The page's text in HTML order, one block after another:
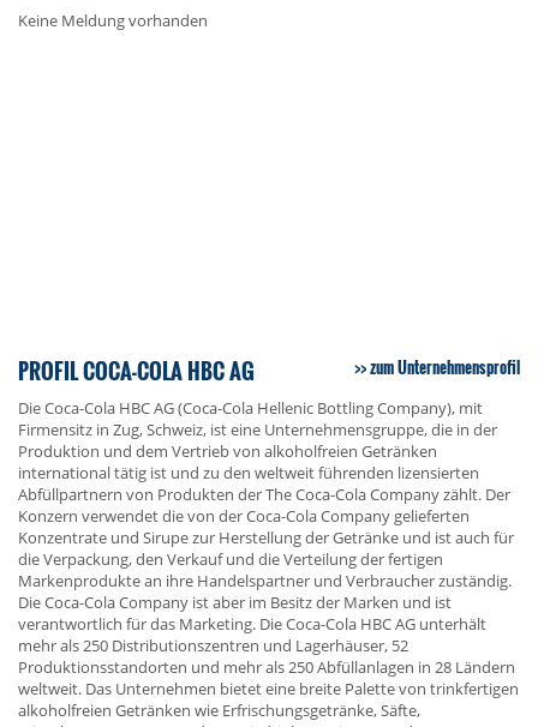
Keine Meldung vorhanden
PROFIL COCA-COLA HBC AG zum Unternehmensprofil
Die Coca-Cola HBC AG (Coca-Cola Hellenic Bottling Company), mit
Firmensitz in Zug, Schweiz, ist eine Unternehmensgruppe, die in der
Produktion und dem Vertrieb von alkoholfreien Getränken
international tätig ist und zu den weltweit führenden lizensierten
Abfüllpartnern von Produkten der The Coca-Cola Company zählt. Der
Konzern verwendet die von der Coca-Cola Company gelieferten
Konzentrate und Sirupe zur Herstellung der Getränke und ist auch für
die Verpackung, den Verkauf und die Verteilung der fertigen
Markenprodukte an ihre Handelspartner und Verbraucher zuständig.
Die Coca-Cola Company ist aber im Besitz der Marken und ist
verantwortlich für das Marketing. Die Coca-Cola HBC AG unterhält
mehr als 250 Distributionszentren und Lagerhäuser, 52
Produktionsstandorten und mehr als 250 Abfüllanlagen in 28 Ländern
weltweit. Das Unternehmen bietet eine breite Palette von trinkfertigen
alkoholfreien Getränken wie Erfrischungsgetränke, Säfte,